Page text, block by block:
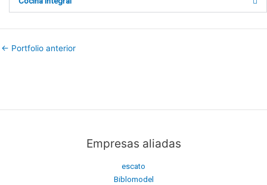
← Portfolio anterior
Empresas aliadas
escato
Biblomodel